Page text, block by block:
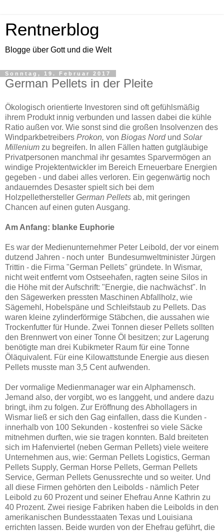
Rentnerblog
Blogge über Gott und die Welt
Sonntag, 19. Februar 2017
German Pellets in der Pleite
Ökologisch orientierte Investoren sind oft gefühlsmäßig
ihrem Produkt innig verbunden und lassen dabei die kühle
Ratio außen vor. Wie sonst sind die großen Insolvenzen des
Windparkbetreibers Prokon, von Biogas Nord und Solar
Millenium zu begreifen. In allen Fällen hatten gutgläubige
Privatpersonen manchmal ihr gesamtes Sparvermögen an
windige Projektentwickler im Bereich Erneuerbare Energien
gegeben - und dabei alles verloren. Ein gegenwärtig noch
andauerndes Desaster spielt sich bei dem
Holzpellethersteller German Pellets ab, mit geringen
Chancen auf einen guten Ausgang.
Am Anfang: blanke Euphorie
Es war der Medienunternehmer Peter Leibold, der vor einem
dutzend Jahren - noch unter Bundesumweltminister Jürgen
Trittin - die Firma "German Pellets" gründete. In Wismar,
nicht weit entfernt vom Ostseehafen, ragten seine Silos in
die Höhe mit der Aufschrift: "Energie, die nachwächst". In
den Sägewerken pressten Maschinen Abfallholz, wie
Sägemehl, Hobelspäne und Schleifstaub zu Pellets. Das
waren kleine zylinderförmige Stäbchen, die aussahen wie
Trockenfutter für Hunde. Zwei Tonnen dieser Pellets sollten
den Brennwert von einer Tonne Öl besitzen; zur Lagerung
benötigte man drei Kubikmeter Raum für eine Tonne
Öläquivalent. Für eine Kilowattstunde Energie aus diesen
Pellets musste man 3,5 Cent aufwenden.
Der vormalige Medienmanager war ein Alphamensch.
Jemand also, der vorgibt, wo es langgeht, und andere dazu
bringt, ihm zu folgen. Zur Eröffnung des Abhollagers in
Wismar ließ er sich den Gag einfallen, dass die Kunden -
innerhalb von 100 Sekunden - kostenfrei so viele Säcke
mitnehmen durften, wie sie tragen konnten. Bald breiteten
sich im Hafenviertel (neben German Pellets) viele weitere
Unternehmen aus, wie: German Pellets Logistics, German
Pellets Supply, German Horse Pellets, German Pellets
Service, German Pellets Genussrechte und so weiter. Und
all diese Firmen gehörten den Leibolds - nämlich Peter
Leibold zu 60 Prozent und seiner Ehefrau Anne Kathrin zu
40 Prozent. Zwei riesige Fabriken haben die Leibolds in den
amerikanischen Bundesstaaten Texas und Louisiana
errichten lassen. Beide wurden von der Ehefrau geführt, die